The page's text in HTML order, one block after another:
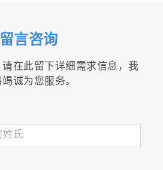
留言咨询
在此留下详细需求信息，我
诚为您服务。